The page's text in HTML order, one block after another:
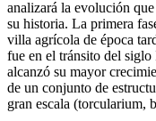
analizará la evolución
su historia. La primera
villa agrícola de época
fue en el tránsito del
alcanzó su mayor
de un conjunto de
gran escala (torcularium,